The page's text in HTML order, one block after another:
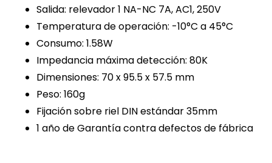
Salida: relevador 1 NA-NC 7A, AC1, 250V
Temperatura de operación: -10°C a 45°C
Consumo: 1.58W
Impedancia máxima detección: 80K
Dimensiones: 70 x 95.5 x 57.5 mm
Peso: 160g
Fijación sobre riel DIN estándar 35mm
1 año de Garantía contra defectos de fábrica